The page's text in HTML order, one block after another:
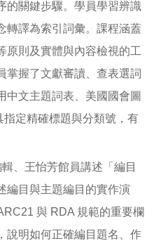
的關鍵步驟。學員學習辨識
轉譯為索引詞彙。課程涵蓋
原則及實體與內容檢視的工
掌握了文獻審讀、查表選詞
中文主題詞表、美國國會圖
定精確標題與分類號，有
王怡芳館員講述「編目
編目與主題編目的實作演
與 RDA 規範的重要欄
說明如何正確編目題名、作